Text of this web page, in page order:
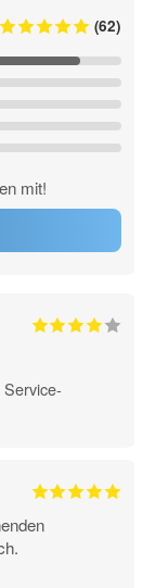
(62)
mit!
Service-